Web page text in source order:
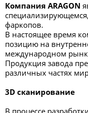
Компания ARAGON
фаркопов.
В настоящее время
позицию на
международном
Продукция завода
различных частях
3D сканирование